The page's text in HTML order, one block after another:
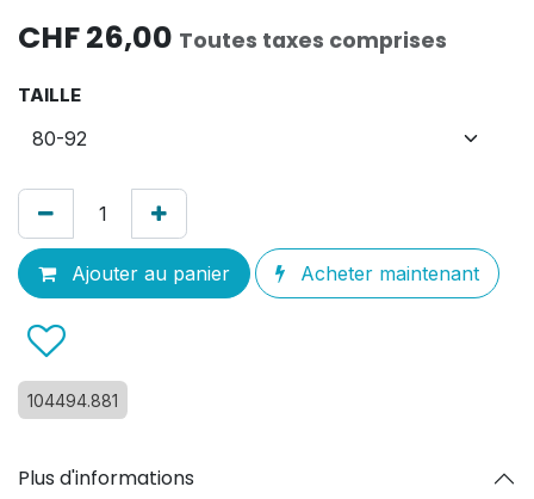
CHF26,00 Toutes taxes comprises
TAILLE
Ajouter au panier Acheter maintenant
104494.881
Plus d'informations